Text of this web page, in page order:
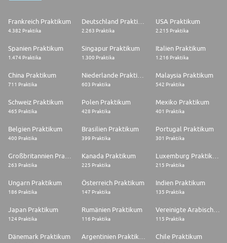
Frankreich Praktikum
4.382 Praktika 2.263 Praktika
USA Praktikum
2.215 Praktika
Spanien Praktikum
1.474 Praktika
Singapur Praktikum
1.300 Praktika
Italien Praktikum
1.216 Praktika
China Praktikum
711 Praktika 603 Praktika
Malaysia Praktikum
542 Praktika
Schweiz Praktikum
465 Praktika
Polen Praktikum
428 Praktika
Mexiko Praktikum
401 Praktika
Belgien Praktikum
400 Praktika
Brasilien Praktikum
399 Praktika
Portugal Praktikum
301 Praktika
263 Praktika
Kanada Praktikum
225 Praktika 215 Praktika
Ungarn Praktikum
186 Praktika
Österreich Praktikum
147 Praktika
Indien Praktikum
135 Praktika
Japan Praktikum
124 Praktika
Rumänien Praktikum
116 Praktika
Vereinigte Arabische Emirate Praktikum
115 Praktika
Dänemark Praktikum Chile Praktikum